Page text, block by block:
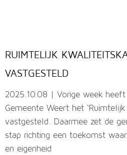
RUIMTELIJK
VASTGESTELD
2025.10.08 | Vorige week
Gemeente Weert het
vastgesteld. Daarmee zet de
stap richting een toekomst
en eigenheid